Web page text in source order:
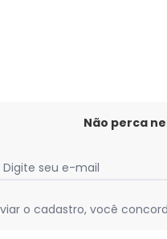
Não perca
Digite seu e-mail
o cadastro, você